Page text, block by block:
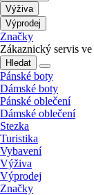
Výživa
Výprodej
Značky
Zákaznický servis
Hledat
Pánské boty
Dámské boty
Pánské oblečení
Dámské oblečení
Stezka
Turistika
Vybavení
Výživa
Výprodej
Značky